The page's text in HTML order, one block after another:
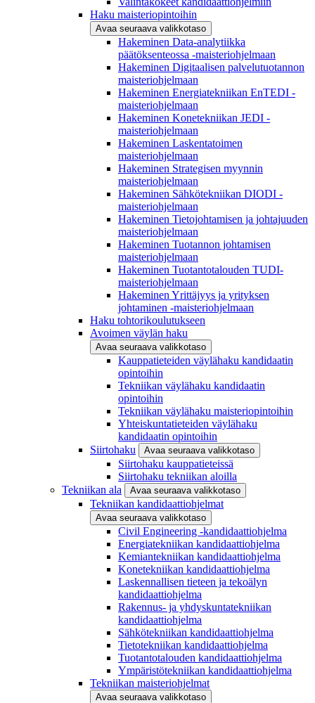
Haku maisteriopintoihin
Avaa seuraava valikkotaso
Hakeminen Data-analytiikka
päätöksenteossa -maisteriohjelmaan
Hakeminen Digitaalisen palvelutuotannon
maisteriohjelmaan
Hakeminen Energiatekniikan EnTEDI -
maisteriohjelmaan
Hakeminen Konetekniikan JEDI -
maisteriohjelmaan
Hakeminen Laskentatoimen
maisteriohjelmaan
Hakeminen Strategisen myynnin
maisteriohjelmaan
Hakeminen Sähkötekniikan DIODI -
maisteriohjelmaan
Hakeminen Tietojohtamisen ja johtajuuden
maisteriohjelmaan
Hakeminen Tuotannon johtamisen
maisteriohjelmaan
Hakeminen Tuotantotalouden TUDI-
maisteriohjelmaan
Hakeminen Yrittäjyys ja yrityksen
johtaminen -maisteriohjelmaan
Haku tohtorikoulutukseen
Avoimen väylän haku
Avaa seuraava valikkotaso
Kauppatieteiden väylähaku kandidaatin
opintoihin
Tekniikan väylähaku kandidaatin
opintoihin
Tekniikan väylähaku maisteriopintoihin
Yhteiskuntatieteiden väylähaku
kandidaatin opintoihin
Siirtohaku
Avaa seuraava valikkotaso
Siirtohaku kauppatieteissä
Siirtohaku tekniikan aloilla
Tekniikan ala
Avaa seuraava valikkotaso
Tekniikan kandidaattiohjelmat
Avaa seuraava valikkotaso
Civil Engineering -kandidaattiohjelma
Energiatekniikan kandidaattiohjelma
Kemiantekniikan kandidaattiohjelma
Konetekniikan kandidaattiohjelma
Laskennallisen tieteen ja tekoälyn
kandidaattiohjelma
Rakennus- ja yhdyskuntatekniikan
kandidaattiohjelma
Sähkötekniikan kandidaattiohjelma
Tietotekniikan kandidaattiohjelma
Tuotantotalouden kandidaattiohjelma
Ympäristötekniikan kandidaattiohjelma
Tekniikan maisteriohjelmat
Avaa seuraava valikkotaso